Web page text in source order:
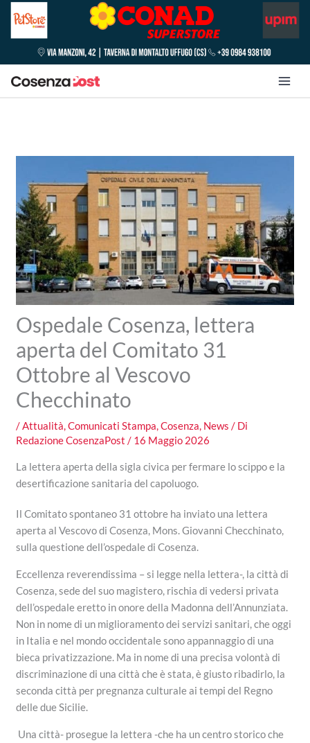
Ospedale Cosenza, lettera
aperta del Comitato 31
Ottobre al Vescovo
Checchinato
/ Attualità ,Comunicati Stampa ,Cosenza News / Di
Redazione CosenzaPost / 16 Maggio 2026
La lettera aperta della sigla civica per fermare lo scippo e la
desertificazione sanitaria del capoluogo.
Il Comitato spontaneo 31 ottobre ha inviato una lettera
aperta al Vescovo di Cosenza, Mons. Giovanni Checchinato,
sulla questione dell’ospedale di Cosenza.
Eccellenza reverendissima – si legge nella lettera-, la città di
Cosenza, sede del suo magistero, rischia di vedersi privata
dell’ospedale eretto in onore della Madonna dell’Annunziata.
Non in nome di un miglioramento dei servizi sanitari, che oggi
in Italia e nel mondo occidentale sono appannaggio di una
bieca privatizzazione. Ma in nome di una precisa volontà di
discriminazione di una città che è stata, è giusto ribadirlo, la
seconda città per pregnanza culturale ai tempi del Regno
delle due Sicilie.
Una città- prosegue la lettera -che ha un centro storico che